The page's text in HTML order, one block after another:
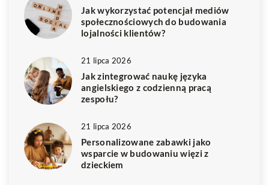
Jak wykorzystać potencjał mediów
społecznościowych do budowania
lojalności klientów?
21 lipca 2026
Jak zintegrować naukę języka
angielskiego z codzienną pracą
zespołu?
21 lipca 2026
Personalizowane zabawki jako
wsparcie w budowaniu więzi z
dzieckiem